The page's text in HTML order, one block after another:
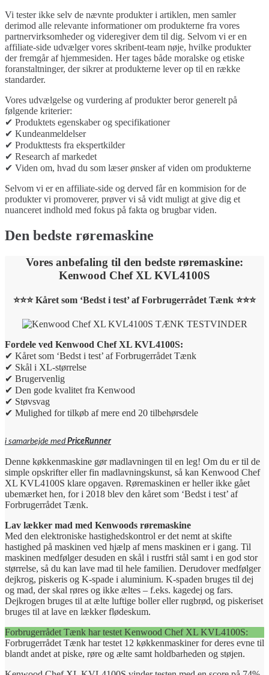
Vi tester ikke selv de nævnte produkter i artiklen, men samler
derimod alle relevante informationer om produkterne fra vores
partnervirksomheder og videregiver dem til dig. Selvom vi er en
affiliate-side udvælger vores skribent-team nøje, hvilke produkter
der fremgår af hjemmesiden. Her tages både moralske og etiske
foranstaltninger, der sikrer at produkterne lever op til en række
standarder.
Vores udvælgelse og vurdering af produkter beror generelt på
følgende kriterier:
✔ Produktets egenskaber og specifikationer
✔ Kundeanmeldelser
✔ Produkttests fra ekspertkilder
✔ Research af markedet
✔ Viden om, hvad du som læser ønsker af viden om produkterne
Selvom vi er en affiliate-side og derved får en kommision for de
produkter vi promoverer, prøver vi så vidt muligt at give dig et
nuanceret indhold med fokus på fakta og brugbar viden.
Den bedste røremaskine
Vores anbefaling til den bedste røremaskine:
Kenwood Chef XL KVL4100S
⭐⭐⭐ Kåret som ‘Bedst i test’ af Forbrugerrådet Tænk ⭐⭐⭐
Fordele ved Kenwood Chef XL KVL4100S:
✔ Kåret som ‘Bedst i test’ af Forbrugerrådet Tænk
✔ Skål i XL-størrelse
✔ Brugervenlig
✔ Den gode kvalitet fra Kenwood
✔ Støvsvag
✔ Mulighed for tilkøb af mere end 20 tilbehørsdele
i samarbejde med PriceRunner
Denne køkkenmaskine gør madlavningen til en leg! Om du er til de
simple opskrifter eller fin madlavningskunst, så kan Kenwood Chef
XL KVL4100S klare opgaven. Røremaskinen er heller ikke gået
ubemærket hen, for i 2018 blev den kåret som ‘Bedst i test’ af
Forbrugerrådet Tænk.
Lav lækker mad med Kenwoods røremaskine
Med den elektroniske hastighedskontrol er det nemt at skifte
hastighed på maskinen ved hjælp af mens maskinen er i gang. Til
maskinen medfølger desuden en skål i rustfri stål samt i en god stor
størrelse, så du kan lave mad til hele familien. Derudover medfølger
dejkrog, piskeris og K-spade i aluminium. K-spaden bruges til dej
og mad, der skal røres og ikke æltes – f.eks. kagedej og fars.
Dejkrogen bruges til at ælte luftige boller eller rugbrød, og piskeriset
bruges til at lave en lækker flødeskum.
Forbrugerrådet Tænk har testet Kenwood Chef XL KVL4100S:
Forbrugerrådet Tænk har testet 12 køkkenmaskiner for deres evne til
blandt andet at piske, røre og ælte samt holdbarheden og støjen.